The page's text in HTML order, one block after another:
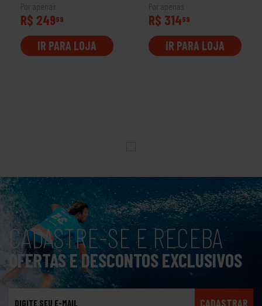
Por apenas
R$ 24999
IR PARA LOJA
Por apenas
R$ 31499
IR PARA LOJA
CADASTRE-SE E RECEBA
OFERTAS E DESCONTOS EXCLUSIVOS
CADASTRAR